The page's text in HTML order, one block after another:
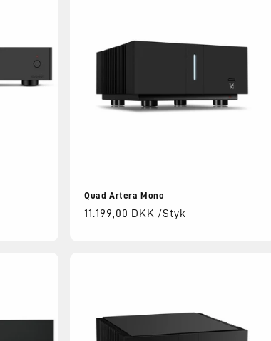
Quad Artera Mono
Normalpris
11.199,00 DKK /Styk